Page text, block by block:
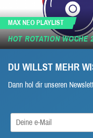
MAX NEO PLAYLIST
HOT ROTATION WOCHE
DU WILLST MEHR
Dann hol dir unseren